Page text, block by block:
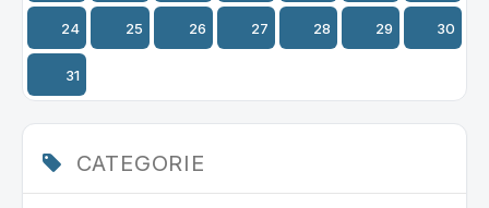
24 25 26 27 28 29 30
31
CATEGORIE